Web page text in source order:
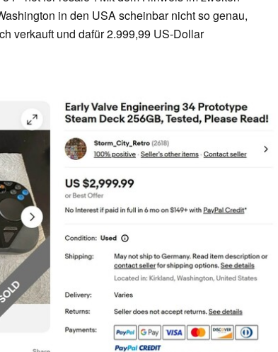
in den USA scheinbar nicht so genau,
verkauft und dafür 2.999,99 US-Dollar